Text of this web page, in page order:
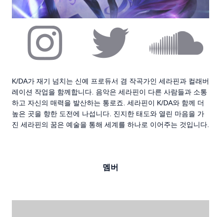
K/DA가 재기 넘치는 신예 프로듀서 겸 작곡가인 세라핀과 컬래버
레이션 작업을 함께합니다. 음악은 세라핀이 다른 사람들과 소통
하고 자신의 매력을 발산하는 통로죠. 세라핀이 K/DA와 함께 더
높은 곳을 향한 도전에 나섭니다. 진지한 태도와 열린 마음을 가
진 세라핀의 꿈은 예술을 통해 세계를 하나로 이어주는 것입니다.
멤버